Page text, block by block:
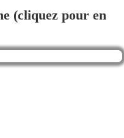
(cliquez pour en